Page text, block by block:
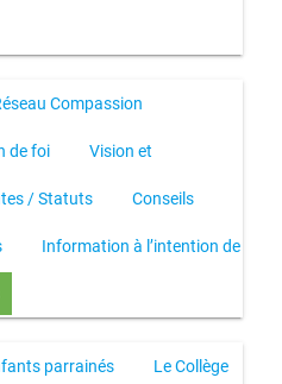
Compassion
de foi Vision et
/ Statuts Conseils
Information à l’intention de
parrainés Le Collège